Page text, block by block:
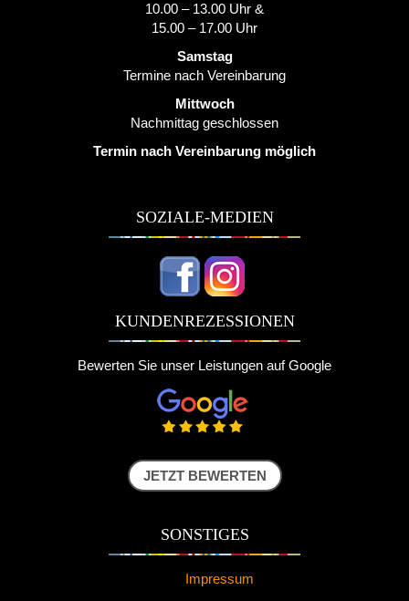
10.00 – 13.00 Uhr &
15.00 – 17.00 Uhr
Samstag
Termine nach Vereinbarung
Mittwoch
Nachmittag geschlossen
Termin nach Vereinbarung möglich
SOZIALE-MEDIEN
KUNDENREZESSIONEN
Bewerten Sie unser Leistungen auf Google
JETZT BEWERTEN
SONSTIGES
Impressum